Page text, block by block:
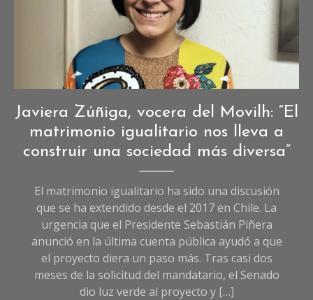
Fuente: Movilh.
Entrevistas
Entrevistas
de
Javiera Zúñiga, vocera del Movilh: “El
matrimonio igualitario nos lleva a
construir una sociedad más diversa”
El matrimonio igualitario ha sido una discusión
que se ha extendido desde el 2017 en Chile. La
urgencia que el Presidente Sebastián Piñera
anunció en la última cuenta pública ayudó a que
el proyecto diera un paso más. Tras casi dos
meses de la solicitud del mandatario, el Senado
dio luz verde al proyecto y […]